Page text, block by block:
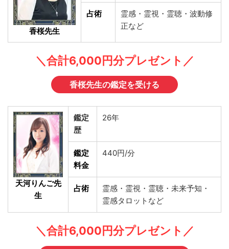
香桜先生
占術
霊感・霊視・霊聴・波動修
正など
＼合計6,000円分プレゼント／
香桜先生の鑑定を受ける
天河りんご先
生
鑑定
歴
26年
鑑定
料金
440円/分
占術
霊感・霊視・霊聴・未来予知・
霊感タロットなど
＼合計6,000円分プレゼント／